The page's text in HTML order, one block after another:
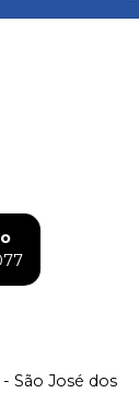
São José dos